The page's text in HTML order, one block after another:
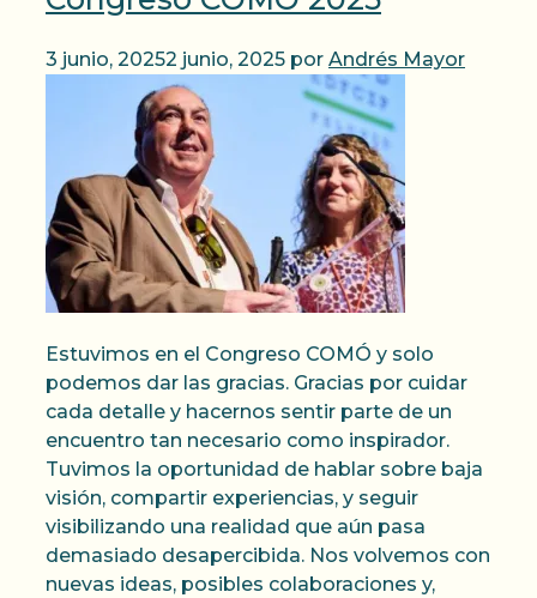
3 junio, 20252 junio, 2025 por Andrés Mayor
Estuvimos en el Congreso COMÓ y solo
podemos dar las gracias. Gracias por cuidar
cada detalle y hacernos sentir parte de un
encuentro tan necesario como inspirador.
Tuvimos la oportunidad de hablar sobre baja
visión, compartir experiencias, y seguir
visibilizando una realidad que aún pasa
demasiado desapercibida. Nos volvemos con
nuevas ideas, posibles colaboraciones y,